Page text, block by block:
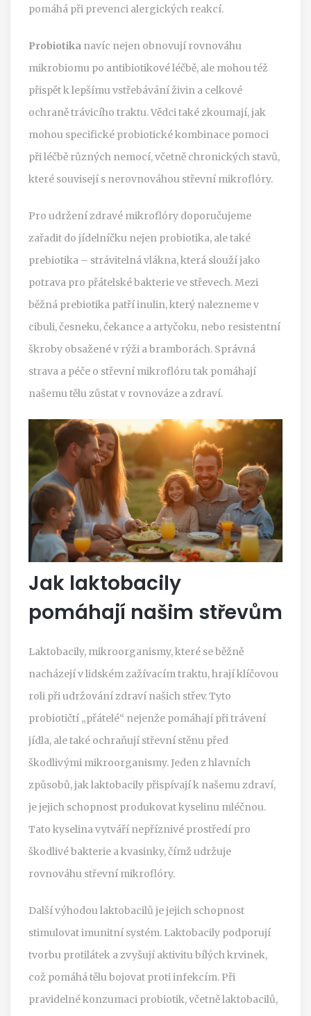
pomáhá při prevenci alergických reakcí.
Probiotika navíc nejen obnovují rovnováhu
mikrobiomu po antibiotikové léčbě, ale mohou též
přispět k lepšímu vstřebávání živin a celkové
ochraně trávicího traktu. Vědci také zkoumají, jak
mohou specifické probiotické kombinace pomoci
při léčbě různých nemocí, včetně chronických stavů,
které souvisejí s nerovnováhou střevní mikroflóry.
Pro udržení zdravé mikroflóry doporučujeme
zařadit do jídelníčku nejen probiotika, ale také
prebiotika – strávitelná vlákna, která slouží jako
potrava pro přátelské bakterie ve střevech. Mezi
běžná prebiotika patří inulin, který nalezneme v
cibuli, česneku, čekance a artyčoku, nebo resistentní
škroby obsažené v rýži a bramborách. Správná
strava a péče o střevní mikroflóru tak pomáhají
našemu tělu zůstat v rovnováze a zdraví.
Jak laktobacily
pomáhají našim střevům
Laktobacily, mikroorganismy, které se běžně
nacházejí v lidském zažívacím traktu, hrají klíčovou
roli při udržování zdraví našich střev. Tyto
probiotičtí „přátelé“ nejenže pomáhají při trávení
jídla, ale také ochraňují střevní stěnu před
škodlivými mikroorganismy. Jeden z hlavních
způsobů, jak laktobacily přispívají k našemu zdraví,
je jejich schopnost produkovat kyselinu mléčnou.
Tato kyselina vytváří nepříznivé prostředí pro
škodlivé bakterie a kvasinky, čímž udržuje
rovnováhu střevní mikroflóry.
Další výhodou laktobacilů je jejich schopnost
stimulovat imunitní systém. Laktobacily podporují
tvorbu protilátek a zvyšují aktivitu bílých krvinek,
což pomáhá tělu bojovat proti infekcím. Při
pravidelné konzumaci probiotik, včetně laktobacilů,